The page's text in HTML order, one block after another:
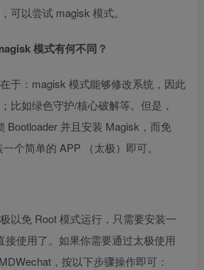
可以尝试 magisk 模式。
模式有何不同？
于：magisk 模式能够修改系统，因此
比如绿色守护/核心破解等。但是，
Bootloader 并且安装 Magisk，而免
个简单的 APP （太极）即可。
以免 Root 模式运行，只需要安装一
接使用了。如果你需要通过太极使用
，按以下步骤操作即可：